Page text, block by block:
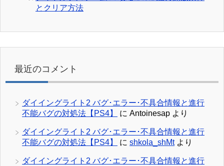
とクリア方法
最近のコメント
ダイイングライト2 バグ･エラー･不具合情報と進行
不能バグの対処法【PS4】
に Antoinesap より
ダイイングライト2 バグ･エラー･不具合情報と進行
不能バグの対処法【PS4】
に shkola_shMtより
ダイイングライト2 バグ･エラー･不具合情報と進行